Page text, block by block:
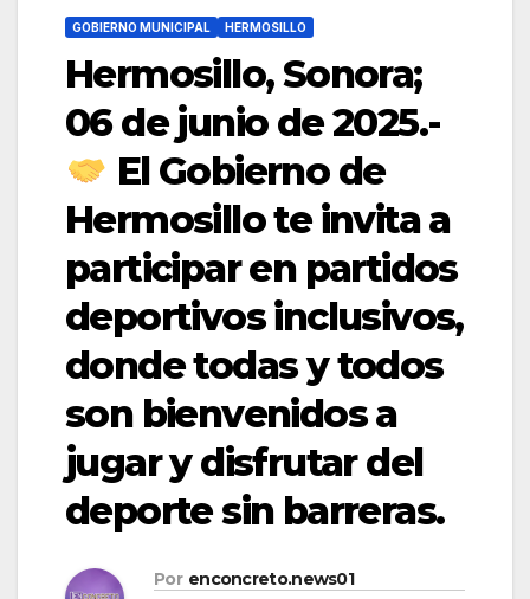
GOBIERNO MUNICIPAL HERMOSILLO
Hermosillo, Sonora;
06 de junio de 2025.-
El Gobierno de
Hermosillo te invita a
participar en partidos
deportivos inclusivos,
donde todas y todos
son bienvenidos a
jugar y disfrutar del
deporte sin barreras.
Por enconcreto.news01